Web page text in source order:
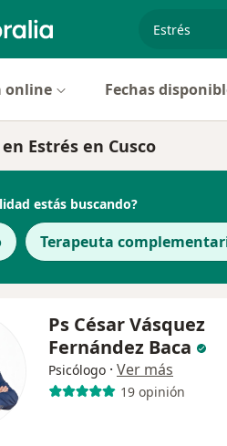
online Fechas
Estrés en Cusco
estás buscando?
Terapeuta
Ps César Vásquez
Fernández Baca
Psicólogo · Ver más
19 opinión